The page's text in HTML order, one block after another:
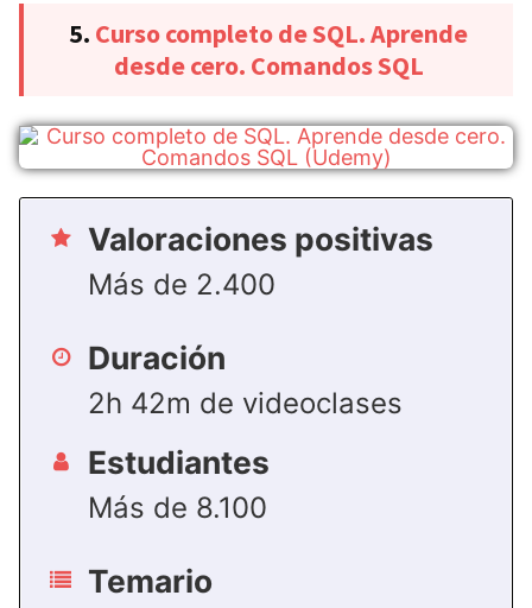
5. Curso completo de SQL. Aprende
desde cero. Comandos SQL
Valoraciones positivas
Más de 2.400
Duración
2h 42m de videoclases
Estudiantes
Más de 8.100
Temario